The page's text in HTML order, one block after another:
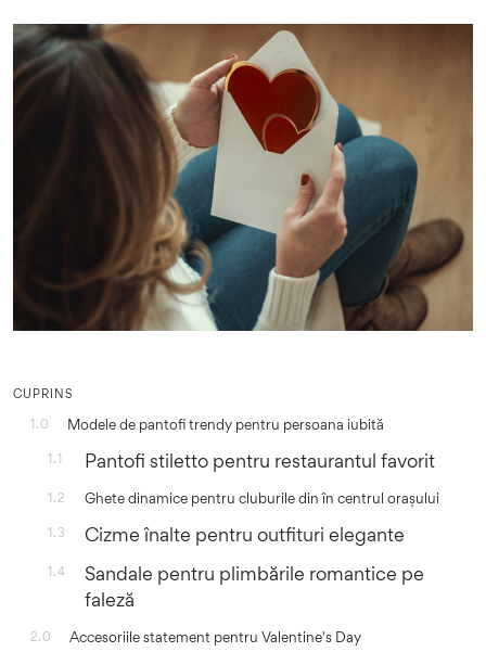
CUPRINS
1.0
Modele de pantofi trendy pentru persoana iubită
1.1 Pantofi stiletto pentru restaurantul favorit
1.2 Ghete dinamice pentru cluburile din în centrul orașului
1.3 Cizme înalte pentru outfituri elegante
1.4
Sandale pentru plimbările romantice pe
faleză
2.0 Accesoriile statement pentru Valentine's Day